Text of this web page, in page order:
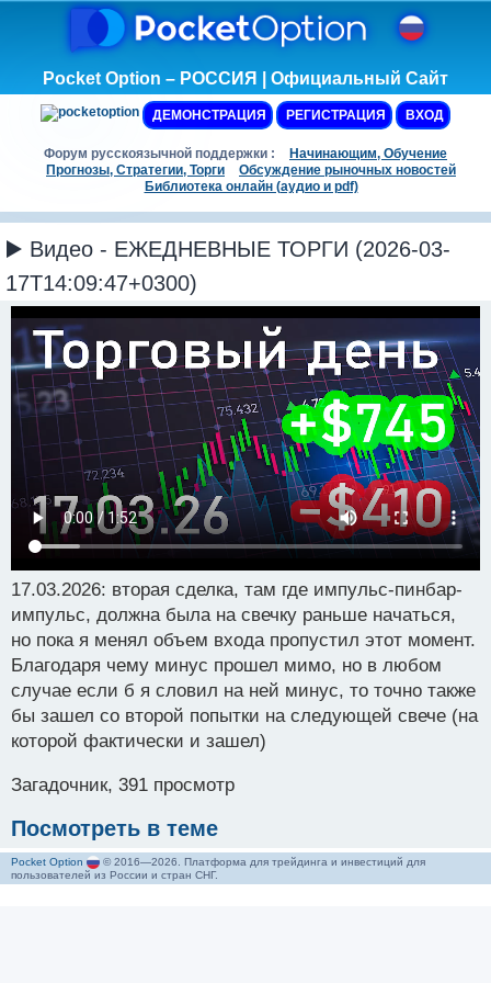
Pocket Option – РОССИЯ | Официальный Сайт
ДЕМОНСТРАЦИЯ РЕГИСТРАЦИЯ ВХОД
Форум русскоязычной поддержки :
Начинающим, Обучение
Прогнозы, Стратегии, Торги
Обсуждение рыночных новостей
Библиотека онлайн (аудио и pdf)
▶️ Видео - ЕЖЕДНЕВНЫЕ ТОРГИ (2026-03-
17T14:09:47+0300)
17.03.2026: вторая сделка, там где импульс-пинбар-
импульс, должна была на свечку раньше начаться,
но пока я менял объем входа пропустил этот момент.
Благодаря чему минус прошел мимо, но в любом
случае если б я словил на ней минус, то точно также
бы зашел со второй попытки на следующей свече (на
которой фактически и зашел)
Загадочник, 391 просмотр
Посмотреть в теме
Pocket Option
© 2016—2026. Платформа для трейдинга и инвестиций для
пользователей из России и стран СНГ.